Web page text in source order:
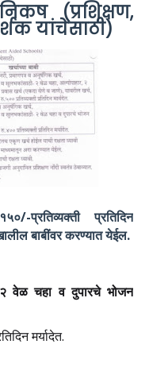
(प्रशिक्षण,
यांचेसाठी)
प्रतिव्यक्ती प्रतिदिन
बाबींवर करण्यात येईल.
२ वेळ चहा व दुपारचे भोजन
मर्यादेत.